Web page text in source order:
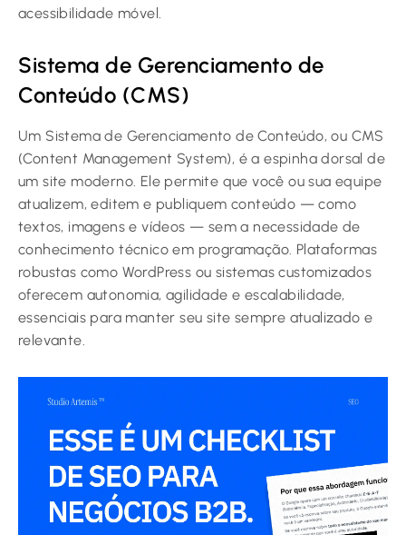
acessibilidade móvel.
Sistema de Gerenciamento de
Conteúdo (CMS)
Um Sistema de Gerenciamento de Conteúdo, ou CMS
(Content Management System), é a espinha dorsal de
um site moderno. Ele permite que você ou sua equipe
atualizem, editem e publiquem conteúdo — como
textos, imagens e vídeos — sem a necessidade de
conhecimento técnico em programação. Plataformas
robustas como WordPress ou sistemas customizados
oferecem autonomia, agilidade e escalabilidade,
essenciais para manter seu site sempre atualizado e
relevante.